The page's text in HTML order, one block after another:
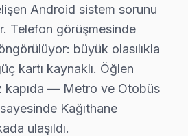
Sorunları: Kırmızı ışık yanıp
Arızaları: Hoparlör bozukluğu,
Arızaları: T-Con kartı, power
Sorunları: Uygulama
Sorunları: HDMI
Kağıthane'deki bu TV
Android sistem sorunu
Telefon görüşmesinde
büyük olasılıkla
kartı kaynaklı. Öğlen
kapıda — Metro ve Otobüs
Kağıthane
ulaşıldı.